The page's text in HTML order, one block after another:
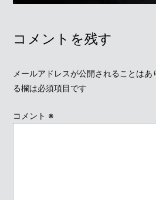
コメントを残す
メールアドレスが公開されることはあ
る欄は必須項目です
コメント ※